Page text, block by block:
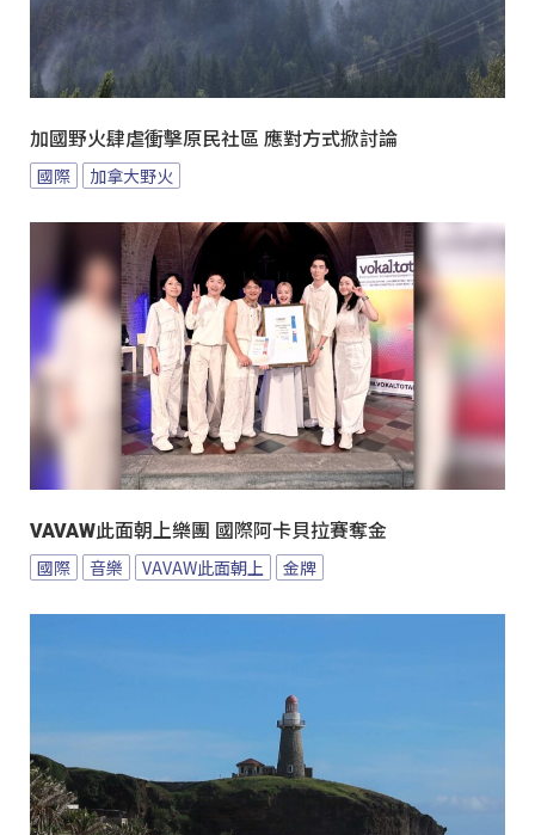
加國野火肆虐衝擊原民社區 應對方式掀討論
國際 加拿大野火
VAVAW此面朝上樂團 國際阿卡貝拉賽奪金
國際 音樂 VAVAW此面朝上 金牌